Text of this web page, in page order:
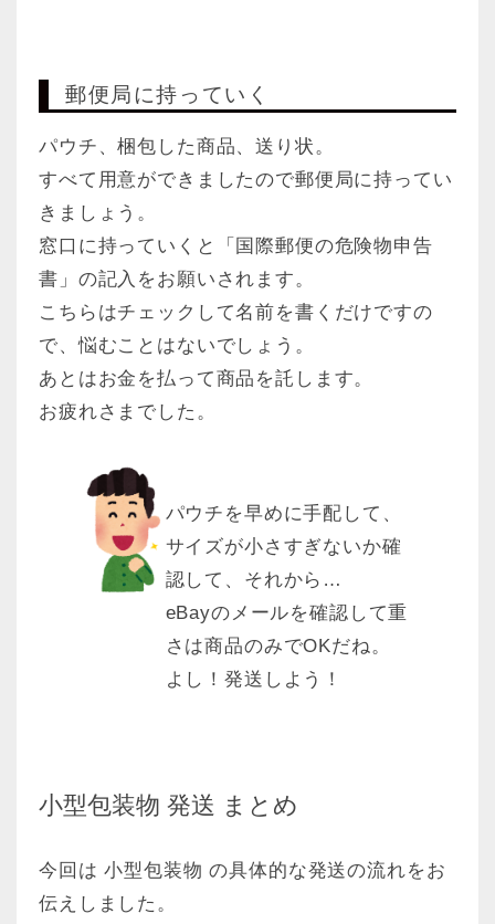
郵便局に持っていく
パウチ、梱包した商品、送り状。
すべて用意ができましたので郵便局に持ってい
きましょう。
窓口に持っていくと「国際郵便の危険物申告
書」の記入をお願いされます。
こちらはチェックして名前を書くだけですの
で、悩むことはないでしょう。
あとはお金を払って商品を託します。
お疲れさまでした。
パウチを早めに手配して、
サイズが小さすぎないか確
認して、それから…
eBayのメールを確認して重
さは商品のみでOKだね。
よし！発送しよう！
小型包装物 発送 まとめ
今回は 小型包装物 の具体的な発送の流れをお
伝えしました。